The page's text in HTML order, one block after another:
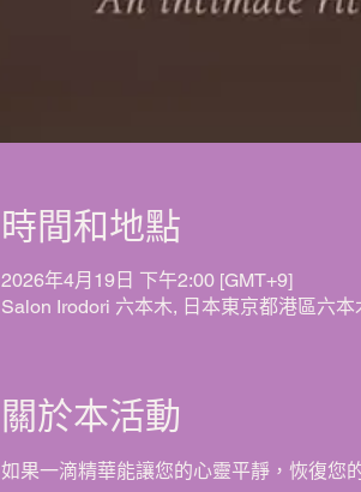
時間和地點
2026年4月19日 下午2:00 [GMT+9]
Salon Irodori 六本木, 日本東京都港區六
關於本活動
如果一滴精華能讓您的心靈平靜，恢復您